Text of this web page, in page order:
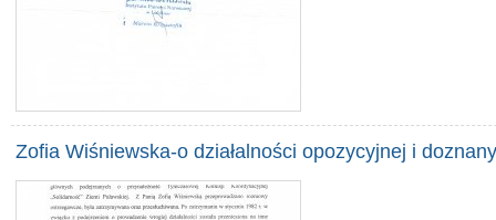
Zofia Wiśniewska-o działalności opozycyjnej i